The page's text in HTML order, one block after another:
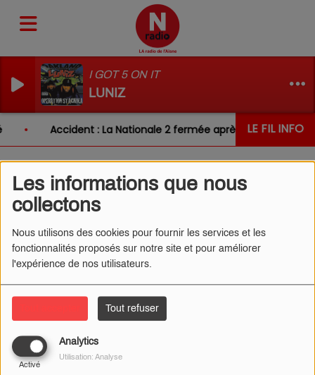
Les informations que nous
collectons
Nous utilisons des cookies pour fournir les services et les
fonctionnalités proposés sur notre site et pour améliorer
l'expérience de nos utilisateurs.
Tout refuser
Analytics
Activé
Utilisation: Analyse
I GOT 5 ON IT
LUNIZ
LE FIL INFO
Accident : La Nationale 2 fermée après un choc entre
L'ŒIL DE CÉDRIC 12/05/2025
INTERNET